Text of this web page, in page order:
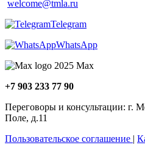
welcome@tmla.ru
Telegram
WhatsApp
Maх
+7 903 233 77 90
Переговоры и консультации: г.
Поле, д.11
Пользовательское соглашение